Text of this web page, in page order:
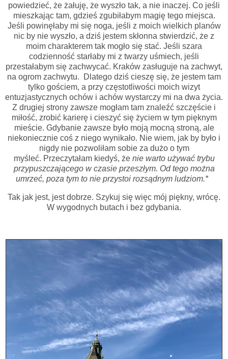
powiedzieć, że żałuję, że wyszło tak, a nie inaczej. Co jeśli
mieszkając tam, gdzieś zgubiłabym magię tego miejsca.
Jeśli powinęłaby mi się noga, jeśli z moich wielkich planów
nic by nie wyszło, a dziś jestem skłonna stwierdzić, że z
moim charakterem tak mogło się stać. Jeśli szara
codzienność starłaby mi z twarzy uśmiech, jeśli
przestałabym się zachwycać. Kraków zasługuje na zachwyt,
na ogrom zachwytu. Dlatego dziś cieszę się, że jestem tam
tylko gościem, a przy częstotliwości moich wizyt
entuzjastycznych ochów i achów wystarczy mi na dwa życia.
Z drugiej strony zawsze mogłam tam znaleźć szczęście i
miłość, zrobić karierę i cieszyć się życiem w tym pięknym
mieście. Gdybanie zawsze było moją mocną stroną, ale
niekoniecznie coś z niego wynikało. Nie wiem, jak by było i
nigdy nie pozwoliłam sobie za dużo o tym
myśleć. Przeczytałam kiedyś, że nie warto używać trybu
przypuszczającego w czasie przeszłym. Od tego można
umrzeć, poza tym to nie przystoi rozsądnym ludziom.*
Tak jak jest, jest dobrze. Szykuj się więc mój piękny, wrócę.
W wygodnych butach i bez gdybania.